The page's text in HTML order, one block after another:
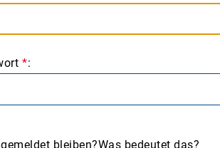
*:
bleiben?Was bedeutet das?